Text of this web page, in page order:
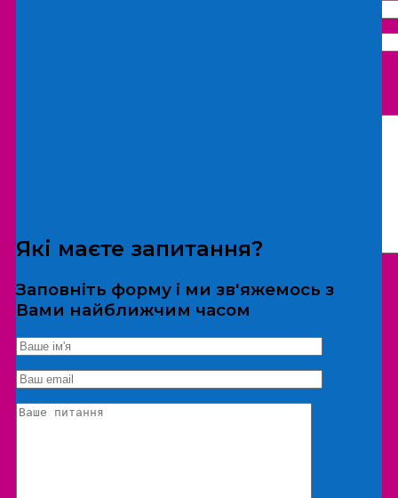
*Дані не передаються третім особам
Екскурсія/локація
Які маєте запитання?
Заповніть форму і ми зв'яжемось з
Вами найближчим часом